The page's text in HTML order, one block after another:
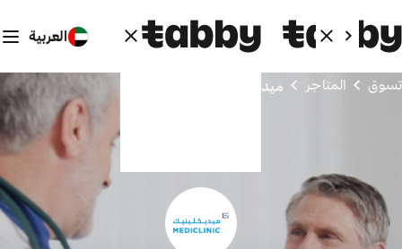
العربية
تسوق المتاجر ميدكلينيك